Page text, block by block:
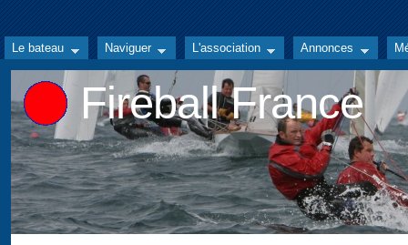
Le bateau Naviguer L'association Annonces
Fireball France